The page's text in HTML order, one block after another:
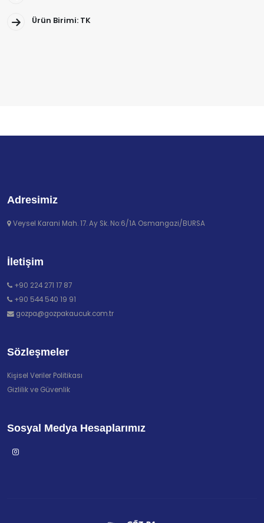
Ürün Birimi: TK
Adresimiz
Veysel Karani Mah. 17. Ay Sk. No:6/1A Osmangazi/BURSA
İletişim
+90 224 271 17 87
+90 544 540 19 91
gozpa@gozpakaucuk.com.tr
Sözleşmeler
Kişisel Veriler Politikası
Gizlilik ve Güvenlik
Sosyal Medya Hesaplarımız